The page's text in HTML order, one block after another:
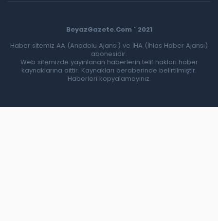
BeyazGazete.Com ' 2021
Haber sitemiz AA (Anadolu Ajansı) ve İHA (İhlas Haber Ajansı)
abonesidir.
Web sitemizde yayınlanan haberlerin telif hakları haber
kaynaklarına aittir. Kaynakları beraberinde belirtilmiştir.
Haberleri kopyalamayınız.